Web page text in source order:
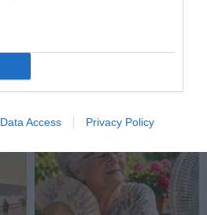
Data Access Privacy Policy